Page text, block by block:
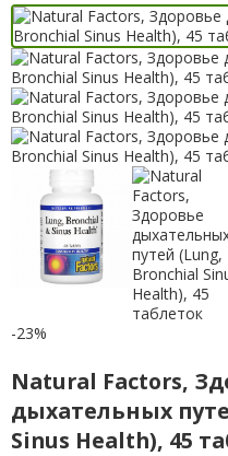
-23%
Natural Factors,
дыхательных
Sinus Health), 45